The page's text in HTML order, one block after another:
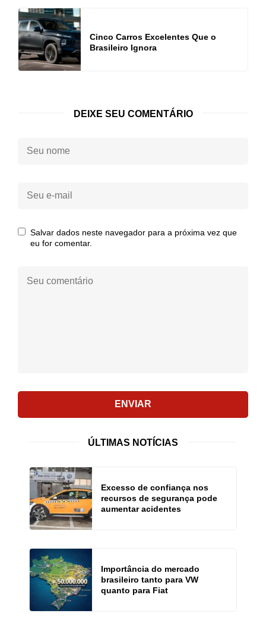
Cinco Carros Excelentes Que o
Brasileiro Ignora
DEIXE SEU COMENTÁRIO
Seu
Seu
Salvar dados neste navegador para a próxima vez que
eu for comentar.
comentário:
ENVIAR
ÚLTIMAS NOTÍCIAS
Excesso de confiança nos
recursos de segurança pode
aumentar acidentes
Importância do mercado
brasileiro tanto para VW
quanto para Fiat